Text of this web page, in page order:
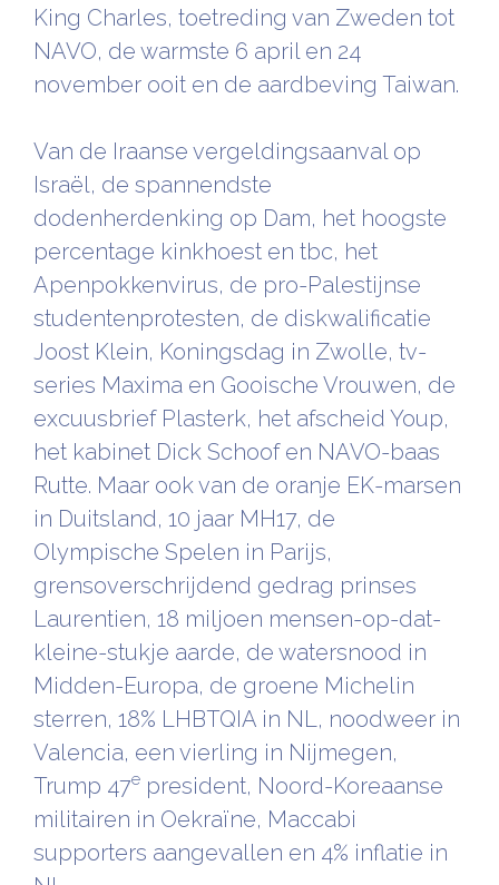
King Charles, toetreding van Zweden tot
NAVO, de warmste 6 april en 24
november ooit en de aardbeving Taiwan.
Van de Iraanse vergeldingsaanval op
Israël, de spannendste
dodenherdenking op Dam, het hoogste
percentage kinkhoest en tbc, het
Apenpokkenvirus, de pro-Palestijnse
studentenprotesten, de diskwalificatie
Joost Klein, Koningsdag in Zwolle, tv-
series Maxima en Gooische Vrouwen, de
excuusbrief Plasterk, het afscheid Youp,
het kabinet Dick Schoof en NAVO-baas
Rutte. Maar ook van de oranje EK-marsen
in Duitsland, 10 jaar MH17, de
Olympische Spelen in Parijs,
grensoverschrijdend gedrag prinses
Laurentien, 18 miljoen mensen-op-dat-
kleine-stukje aarde, de watersnood in
Midden-Europa, de groene Michelin
sterren, 18% LHBTQIA in NL, noodweer in
Valencia, een vierling in Nijmegen,
Trump 47e president, Noord-Koreaanse
militairen in Oekraïne, Maccabi
supporters aangevallen en 4% inflatie in